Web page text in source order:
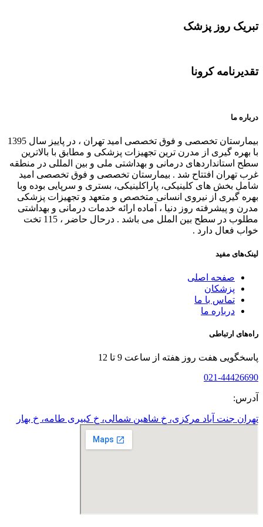
تبریک روز پزشک
تقدیرنامه کرونا
درباره ما
بیمارستان تخصصی و فوق تخصصی امید تهران ، در پاییز سال 1395
با بهره گیری از مدرن ترین تجهیزات پزشکی و مطابق با بالاترین
سطح استانداردهای درمانی و بهداشتی ملی و بین المللی در منطقه
غرب تهران افتتاح شد . بیمارستان تخصصی و فوق تخصصی امید
شامل بخش های کلینیکی، پاراکلینیکی، بستری و سرپایی بوده وبا
بهره گیری از نیروی انسانی متخصص و متعهد و تجهیزات پزشکی
مدرن و پیشرفته روز دنیا ، آماده ارائه خدمات درمانی و بهداشتی
مطلوب در سطح بین الملل می باشد . درحال حاضر ، 115 تخت
خواب فعال دارد .
لینک‌های مفید
صفحه اصلی
پزشکان
تماس با ما
درباره ما
راه‌های ارتباطی
پاسخگویی هفت روز هفته از ساعت 9 تا 12
021-44426690
آدرس:
تهران جنت آباد مرکزی، خ شاهین شمالی، خ کبیری طامه، خ بهار